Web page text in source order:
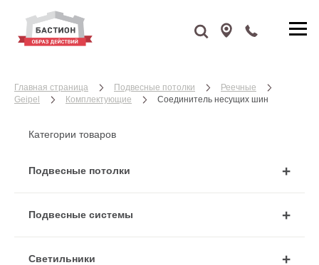
Главная страница Подвесные потолки
Реечные
Geipel
Комплектующие Соединитель несущих шин
Категории товаров
Подвесные потолки
Подвесные системы
Cветильники